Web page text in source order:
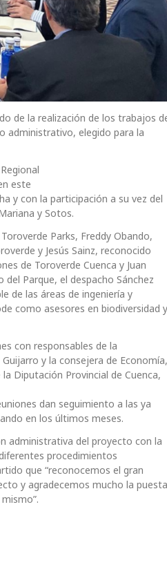
de la realización de los trabajos
administrativo, elegido para la
este
y con la participación a su vez del
y Sotos.
Parks, Freddy Obando,
y Jesús Sainz, reconocido
de Toroverde Cuenca y Juan
Parque, el despacho Sánchez
de las áreas de ingeniería y
como asesores en biodiversidad y
con responsables de la
y la consejera de Economía,
Diputación Provincial de Cuenca,
dan seguimiento a las ya
en los últimos meses.
administrativa del proyecto con la
procedimientos
que “reconocemos el gran
y agradecemos mucho la puesta